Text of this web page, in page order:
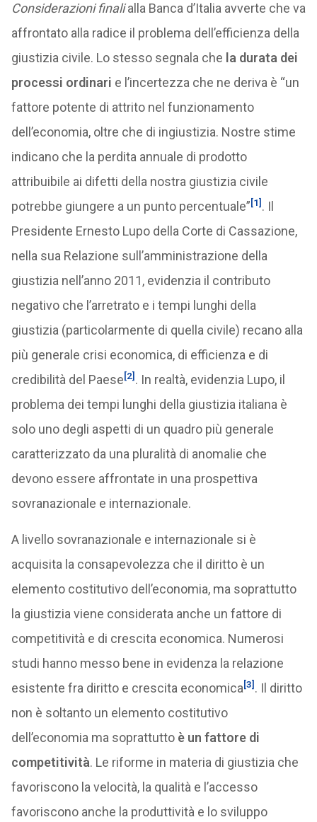
Considerazioni finalialla Banca d’Italia avverte che va
affrontato alla radice il problema dell’efficienza della
giustizia civile. Lo stesso segnala che la durata dei
processi ordinari e l’incertezza che ne deriva è “un
fattore potente di attrito nel funzionamento
dell’economia, oltre che di ingiustizia. Nostre stime
indicano che la perdita annuale di prodotto
attribuibile ai difetti della nostra giustizia civile
potrebbe giungere a un punto percentuale”[1] . Il
Presidente Ernesto Lupo della Corte di Cassazione,
nella sua Relazione sull’amministrazione della
giustizia nell’anno 2011, evidenzia il contributo
negativo che l’arretrato e i tempi lunghi della
giustizia (particolarmente di quella civile) recano alla
più generale crisi economica, di efficienza e di
credibilità del Paese[2] . In realtà, evidenzia Lupo, il
problema dei tempi lunghi della giustizia italiana è
solo uno degli aspetti di un quadro più generale
caratterizzato da una pluralità di anomalie che
devono essere affrontate in una prospettiva
sovranazionale e internazionale.
A livello sovranazionale e internazionale si è
acquisita la consapevolezza che il diritto è un
elemento costitutivo dell’economia, ma soprattutto
la giustizia viene considerata anche un fattore di
competitività e di crescita economica. Numerosi
studi hanno messo bene in evidenza la relazione
esistente fra diritto e crescita economica[3] . Il diritto
non è soltanto un elemento costitutivo
dell’economia ma soprattutto è un fattore di
competitività. Le riforme in materia di giustizia che
favoriscono la velocità, la qualità e l’accesso
favoriscono anche la produttività e lo sviluppo